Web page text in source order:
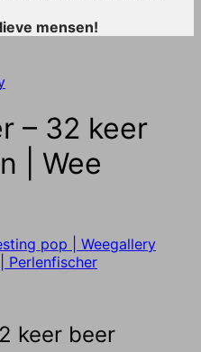
mensen!
– 32 keer
| Wee
keer beer